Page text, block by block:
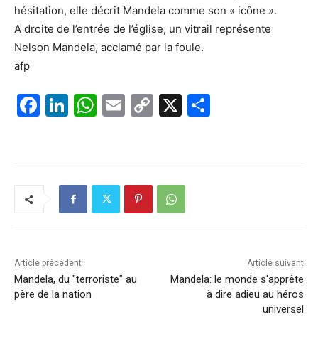
hésitation, elle décrit Mandela comme son « icône ».
A droite de l’entrée de l’église, un vitrail représente
Nelson Mandela, acclamé par la foule.
afp
F
k
Li
dI
n
W
A
p
E
C
Li
n
X
Article précédent
Mandela, du "terroriste" au
père de la nation
Article suivant
Mandela: le monde s'apprête
à dire adieu au héros
universel